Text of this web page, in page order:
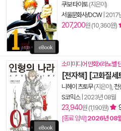
쿠보 타이토(지은이)
서울문화사/DCW| 2017
207,200원 (10,360원)
소미미디어 만화X라노벨
[전자책] [고화질세
니헤이 츠토무(지은이), 천
S코믹스| 2023년 08월
23,940원 (1,190원)
[종료 임박] 2026년 08